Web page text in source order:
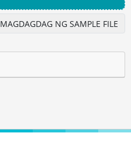
MAGDAGDAG NG SAMPLE FILE